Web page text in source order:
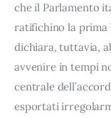
che il Parlamento
ratifichino la prima
dichiara, tuttavia,
avvenire in tempi
centrale
esportati